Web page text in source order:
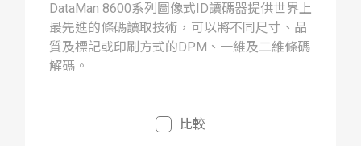
DataMan 8600系列圖像式ID讀碼器提供世界上
最先進的條碼讀取技術，可以將不同尺寸、品
質及標記或印刷方式的DPM、一維及二維條碼
解碼。
比較